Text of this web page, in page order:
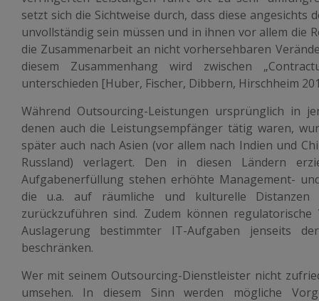
setzt sich die Sichtweise durch, dass diese angesichts
unvollständig sein müssen und in ihnen vor allem die
die Zusammenarbeit an nicht vorhersehbaren
diesem Zusammenhang wird zwischen
unterschieden [Huber, Fischer, Dibbern, Hirschheim
Während Outsourcing-Leistungen ursprünglich in
denen auch die Leistungsempfänger tätig waren,
später auch nach Asien (vor allem nach Indien und
Russland) verlagert. Den in diesen Ländern
Aufgabenerfüllung stehen erhöhte Management-
die u.a. auf räumliche und kulturelle Distanzen
zurückzuführen sind. Zudem können
Auslagerung bestimmter IT-Aufgaben jenseits
beschränken.
Wer mit seinem Outsourcing-Dienstleister nicht
umsehen. In diesem Sinn werden mögliche